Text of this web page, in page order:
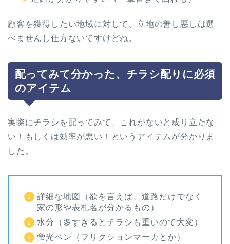
顧客を獲得したい地域に対して、立地の善し悪しは選
べませんし仕方ないですけどね。
配ってみて分かった、チラシ配りに必須
のアイテム
実際にチラシを配ってみて、これがないと成り立たな
い！もしくは効率が悪い！というアイテムが分かりま
した。
詳細な地図（欲を言えば、道路だけでなく
家の形や表札名が分かるもの）
水分（多すぎるとチラシも重いので大変）
蛍光ペン（フリクションマーカとか）